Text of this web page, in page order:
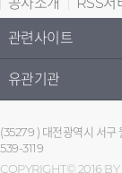
관련사이트
유관기관
(35279 ) 대전광역시 서
539-3119
COPYRIGHT© 2016